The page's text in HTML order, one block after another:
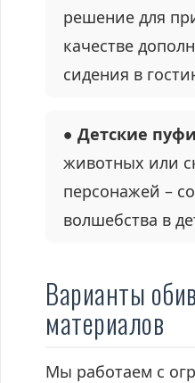
решение для
качестве
сидения в
● Детские
животных или
персонажей –
волшебства в
Варианты
материалов
Мы работаем с